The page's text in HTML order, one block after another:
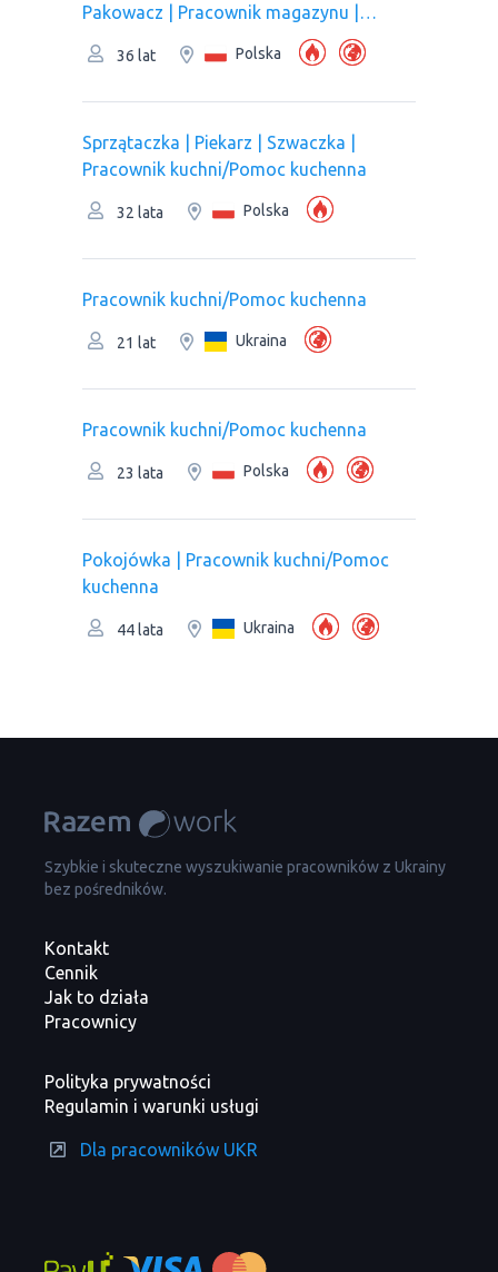
Pakowacz | Рracownik magazynu |
Pracownik kuchni/Pomoc kuchenna |
Pracownik produkcji | Оperator linii
36 lat Polska
Sprzątaczka | Piekarz | Szwaczka |
Pracownik kuchni/Pomoc kuchenna
32 lata Polska
Pracownik kuchni/Pomoc kuchenna
21 lat Ukraina
Pracownik kuchni/Pomoc kuchenna
23 lata Polska
Pokojówka | Pracownik kuchni/Pomoc
kuchenna
44 lata Ukraina
Szybkie i skuteczne wyszukiwanie pracowników z Ukrainy
bez pośredników.
Kontakt
Cennik
Jak to działa
Pracownicy
Polityka prywatności
Regulamin i warunki usługi
Dla pracowników UKR